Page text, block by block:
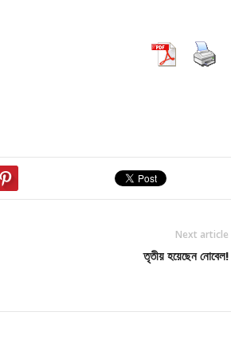
Next article
তৃতীয় হয়েছেন নোবেল!